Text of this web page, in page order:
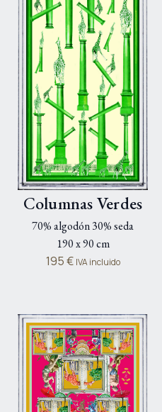
Columnas Verdes
70% algodón 30% seda
190 x 90 cm
195€ IVA incluido